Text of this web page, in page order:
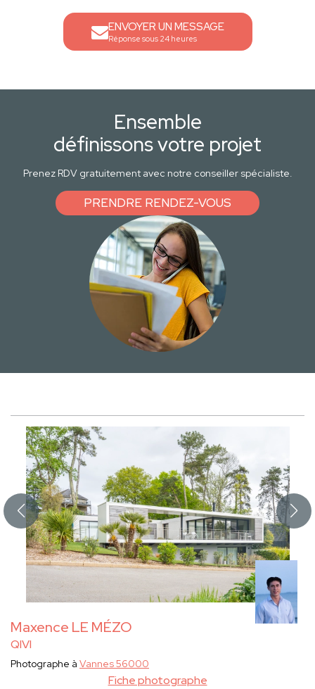
ENVOYER UN MESSAGE
Réponse sous 24 heures
Ensemble
définissons votre projet
Prenez RDV gratuitement avec notre conseiller spécialiste.
PRENDRE RENDEZ-VOUS
Maxence LE MÉZO
QIVI
Fiche photographe
Photographe à Vannes 56000